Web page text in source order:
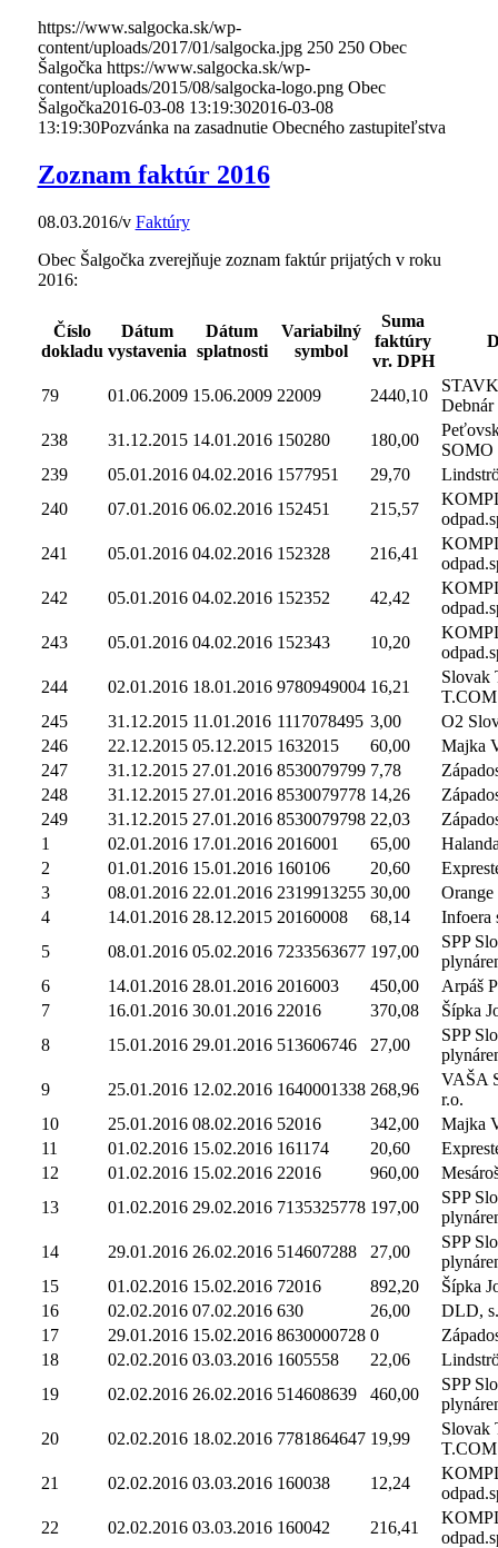
https://www.salgocka.sk/wp-
content/uploads/2017/01/salgocka.jpg 250 250 Obec
Šalgočka https://www.salgocka.sk/wp-
content/uploads/2015/08/salgocka-logo.png Obec
Šalgočka2016-03-08 13:19:302016-03-08
13:19:30Pozvánka na zasadnutie Obecného zastupiteľstva
Zoznam faktúr 2016
08.03.2016/v Faktúry
Obec Šalgočka zverejňuje zoznam faktúr prijatých v roku
2016:
Číslo
dokladu
Dátum
vystavenia
Dátum
splatnosti
Variabilný
symbol
Suma
faktúry
vr. DPH
79 01.06.2009 15.06.2009 22009 2440,10
Debnár
238
31.12.2015 14.01.2016 150280 180,00
SOMO
239
05.01.2016 04.02.2016 1577951 29,70
240
07.01.2016 06.02.2016 152451 215,57
241
05.01.2016 04.02.2016 152328 216,41
242
05.01.2016 04.02.2016 152352 42,42
243
05.01.2016 04.02.2016 152343 10,20
244
02.01.2016 18.01.2016 9780949004 16,21
Slovak
T.COM
245
31.12.2015 11.01.2016 1117078495 3,00
O2
246
22.12.2015 05.12.2015 1632015 60,00
Majka
247
31.12.2015 27.01.2016 8530079799 7,78
248
31.12.2015 27.01.2016 8530079778 14,26
249
31.12.2015 27.01.2016 8530079798 22,03
1
02.01.2016 17.01.2016 2016001 65,00
2
01.01.2016 15.01.2016 160106 20,60
3
08.01.2016 22.01.2016 2319913255 30,00
Orange
4
14.01.2016 28.12.2015 20160008 68,14
Infoera
5
08.01.2016 05.02.2016 7233563677 197,00
SPP
6
14.01.2016 28.01.2016 2016003 450,00
Arpáš
7
16.01.2016 30.01.2016 22016 370,08
Šípka
8
15.01.2016 29.01.2016 513606746 27,00
SPP
9
25.01.2016 12.02.2016 1640001338 268,96
VAŠA
r.o.
10
25.01.2016 08.02.2016 52016 342,00
Majka
11
01.02.2016 15.02.2016 161174 20,60
12
01.02.2016 15.02.2016 22016 960,00
13
01.02.2016 29.02.2016 7135325778 197,00
SPP
14
29.01.2016 26.02.2016 514607288 27,00
SPP
15
01.02.2016 15.02.2016 72016 892,20
Šípka
16
02.02.2016 07.02.2016 630 26,00
DLD,
17
29.01.2016 15.02.2016 8630000728 0
18
02.02.2016 03.03.2016 1605558 22,06
19
02.02.2016 26.02.2016 514608639 460,00
SPP
20
02.02.2016 18.02.2016 7781864647 19,99
Slovak
T.COM
21
02.02.2016 03.03.2016 160038 12,24
22
02.02.2016 03.03.2016 160042 216,41